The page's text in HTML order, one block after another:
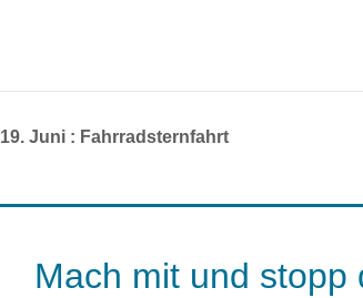
19. Juni : Fahrradsternfahrt
Mach mit und stopp